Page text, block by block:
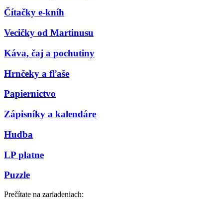
Čítačky e-kníh
Vecičky od Martinusu
Káva, čaj a pochutiny
Hrnčeky a fľaše
Papiernictvo
Zápisníky a kalendáre
Hudba
LP platne
Puzzle
Prečítate na zariadeniach: